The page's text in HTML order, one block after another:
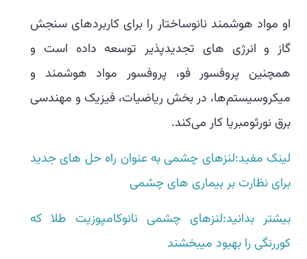
او مواد هوشمند نانوساختار را برای کاربردهای سنجش
گاز و انرژی های تجدیدپذیر توسعه داده است و
همچنین پروفسور فو، پروفسور مواد هوشمند و
میکروسیستم‌ها، در بخش ریاضیات، فیزیک و مهندسی
برق نورثومبریا کار می‌کند.
لینک مفید:لنزهای چشمی به عنوان راه حل های جدید
برای نظارت بر بیماری های چشمی
بیشتر بدانید:لنزهای چشمی نانوکامپوزیت طلا که
کوررنگی را بهبود میبخشند